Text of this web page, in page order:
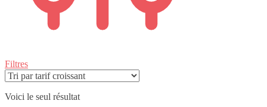
Filtres
Voici le seul résultat